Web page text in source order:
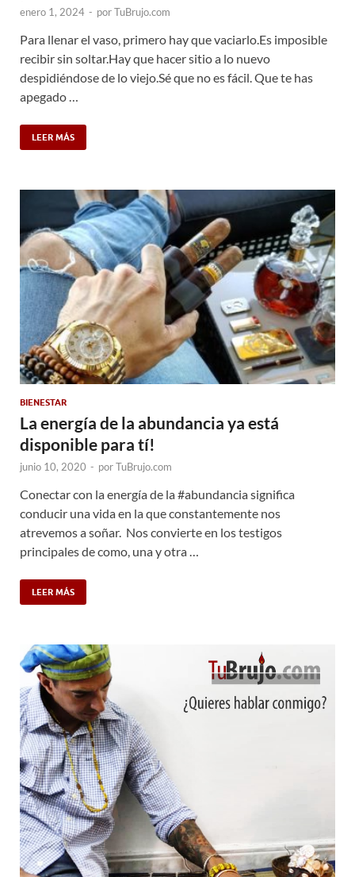
enero 1, 2024 - porTuBrujo.com
Para llenar el vaso, primero hay que vaciarlo.Es imposible
recibir sin soltar.Hay que hacer sitio a lo nuevo
despidiéndose de lo viejo.Sé que no es fácil. Que te has
apegado …
LEER MÁS
BIENESTAR
La energía de la abundancia ya está
disponible para tí!
junio 10, 2020 - porTuBrujo.com
Conectar con la energía de la #abundancia significa
conducir una vida en la que constantemente nos
atrevemos a soñar. Nos convierte en los testigos
principales de como, una y otra …
LEER MÁS